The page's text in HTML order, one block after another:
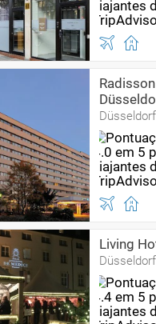
Düsseldorf
Living
Düsseldorf